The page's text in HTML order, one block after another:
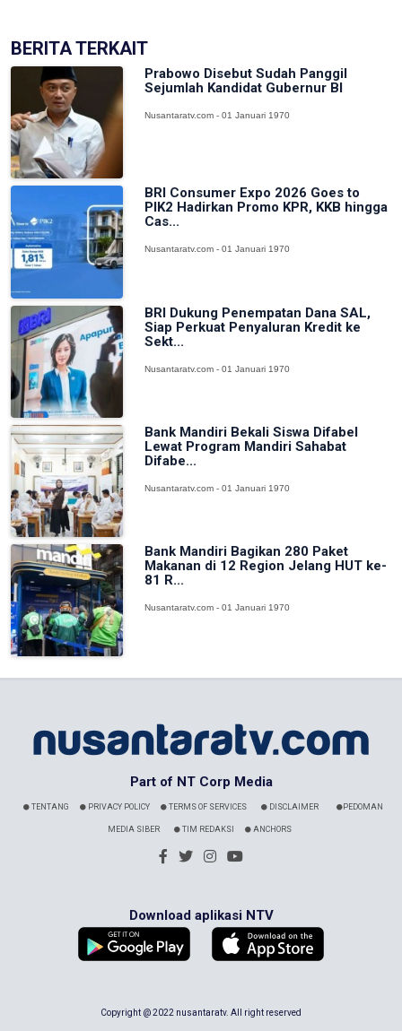
BERITA TERKAIT
Prabowo Disebut Sudah Panggil
Sejumlah Kandidat Gubernur BI
Nusantaratv.com - 01 Januari 1970
BRI Consumer Expo 2026 Goes to
PIK2 Hadirkan Promo KPR, KKB hingga
Cas...
Nusantaratv.com - 01 Januari 1970
BRI Dukung Penempatan Dana SAL,
Siap Perkuat Penyaluran Kredit ke
Sekt...
Nusantaratv.com - 01 Januari 1970
Bank Mandiri Bekali Siswa Difabel
Lewat Program Mandiri Sahabat
Difabe...
Nusantaratv.com - 01 Januari 1970
Bank Mandiri Bagikan 280 Paket
Makanan di 12 Region Jelang HUT ke-
81 R...
Nusantaratv.com - 01 Januari 1970
Part of NT Corp Media
TENTANG PRIVACY POLICY TERMS OF SERVICES DISCLAIMER PEDOMAN
MEDIA SIBER TIM REDAKSI ANCHORS
Download aplikasi NTV
Copyright @ 2022 nusantaratv. All right reserved